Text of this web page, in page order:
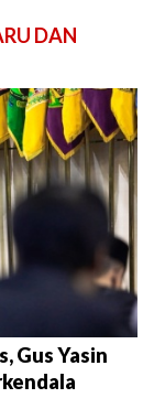
DAN
Gus Yasin